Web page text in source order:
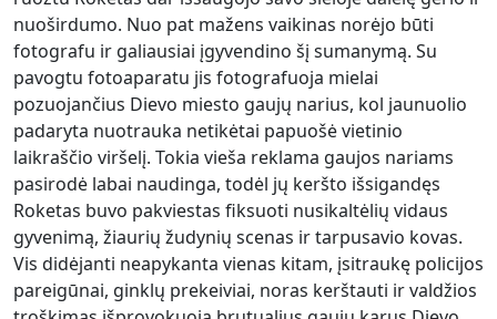
nuoširdumo. Nuo pat mažens vaikinas norėjo būti
fotografu ir galiausiai įgyvendino šį sumanymą. Su
pavogtu fotoaparatu jis fotografuoja mielai
pozuojančius Dievo miesto gaujų narius, kol jaunuolio
padaryta nuotrauka netikėtai papuošė vietinio
laikraščio viršelį. Tokia vieša reklama gaujos nariams
pasirodė labai naudinga, todėl jų keršto išsigandęs
Roketas buvo pakviestas fiksuoti nusikaltėlių vidaus
gyvenimą, žiaurių žudynių scenas ir tarpusavio kovas.
Vis didėjanti neapykanta vienas kitam, įsitraukę policijos
pareigūnai, ginklų prekeiviai, noras kerštauti ir valdžios